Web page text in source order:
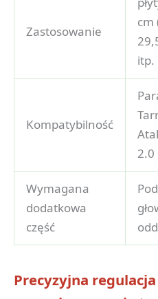
Zastosowanie
cm
itp.
Kompatybilność
2.0
Wymagana
dodatkowa
część
Precyzyjna